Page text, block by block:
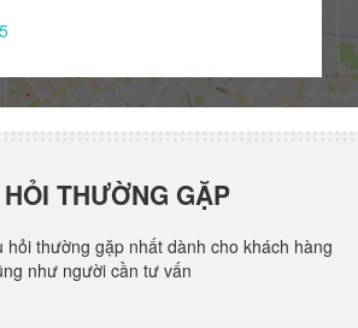
HỎI THƯỜNG GẶP
thường gặp nhất dành cho khách hàng
như người cần tư vấn